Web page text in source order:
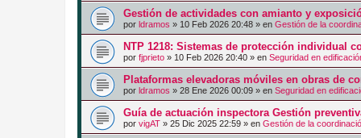
Gestión de actividades con amianto y
por ldramos » 10 Feb 2026 20:48 » en Gestión de la
NTP 1218: Sistemas de protección individual
por fjprieto » 10 Feb 2026 20:40 » en Seguridad en
Plataformas elevadoras móviles en obras de
por ldramos » 28 Ene 2026 00:09 » en Seguridad en
Guía de actuación inspectora Gestión
por vigAT » 25 Dic 2025 22:59 » en Gestión de la